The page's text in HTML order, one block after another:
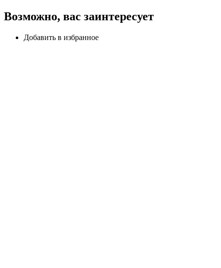
Возможно, вас заинтересует
Добавить в избранное